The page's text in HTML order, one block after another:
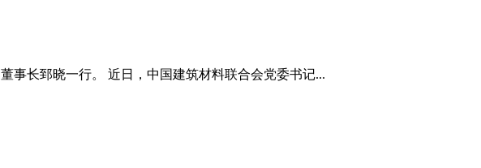
事长郅晓一行。 近日，中国建筑材料联合会党委书记...